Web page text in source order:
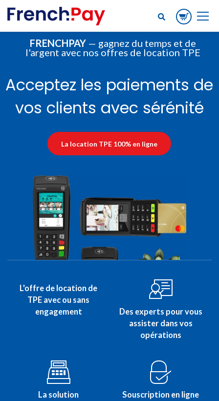
Acceptez les paiements de
vos clients avec sérénité
FRENCHPAY— gagnez du temps et de
l'argent avec nos offres de location TPE
La location TPE 100% en ligne
L'offre de location de
TPE avec ou sans
engagement
Des experts pour vous
assister dans vos
opérations
La solution
Souscription en ligne